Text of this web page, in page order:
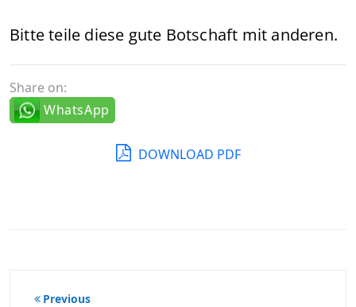
Bitte teile diese gute Botschaft mit anderen.
Share on:
WhatsApp
DOWNLOAD PDF
Beitragsnavigation
Previous